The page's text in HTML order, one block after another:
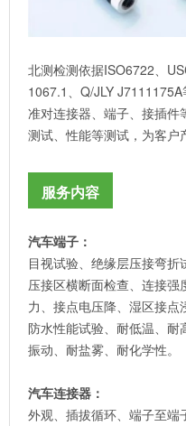
北测检测依据ISO6722、
1067.1、Q/JLY
准对连接器、端子、接插件
测试、性能等测试，为客户
服务内容
汽车端子：
目视试验、绝缘层压接弯
压接区横断面检查、连接
力、接点电压降、湿区接
防水性能试验、耐低温、
振动、耐盐雾、耐化学性。
汽车连接器：
外观、插拔循环、端子至